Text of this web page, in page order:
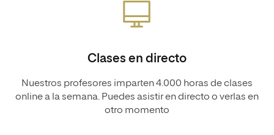
Clases en directo
Nuestros profesores imparten 4.000 horas de clases
online a la semana. Puedes asistir en directo o verlas en
otro momento